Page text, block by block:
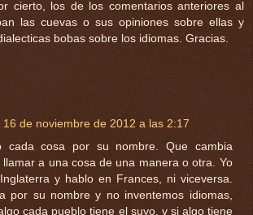
cierto, los de los comentarios anteriores al
las cuevas o sus opiniones sobre ellas y
bobas sobre los idiomas. Gracias.
16 de noviembre de 2012 a las 2:17
cada cosa por su nombre. Que cambia
llamar a una cosa de una manera o otra. Yo
y hablo en Frances, ni viceversa.
por su nombre y no inventemos idiomas,
cada pueblo tiene el suyo, y si algo tiene